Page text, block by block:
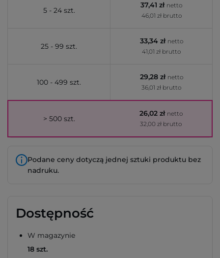
5 - 24 szt.
37,41 zł netto
46,01 zł brutto
25 - 99 szt.
33,34 zł netto
41,01 zł brutto
100 - 499 szt.
29,28 zł netto
36,01 zł brutto
> 500 szt.
26,02 zł netto
32,00 zł brutto
Podane ceny dotyczą jednej sztuki produktu bez
nadruku.
Dostępność
W magazynie
18 szt.